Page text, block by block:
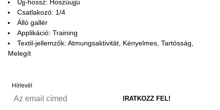
Ujj-hossz: Hoszúujjú
Csatlakozó: 1/4
Álló gallér
Applikáció: Training
Textil-jellemzők: Atmungsaktivität, Kényelmes, Tartósság,
Melegít
Hírlevél